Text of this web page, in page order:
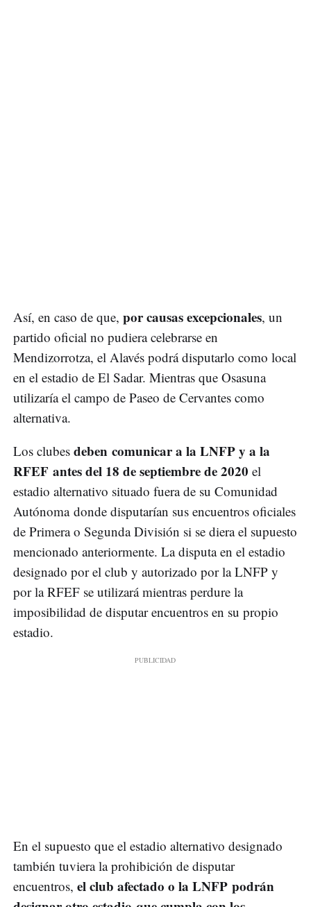
Así, en caso de que, por causas excepcionales, un
partido oficial no pudiera celebrarse en
Mendizorrotza, el Alavés podrá disputarlo como local
en el estadio de El Sadar. Mientras que Osasuna
utilizaría el campo de Paseo de Cervantes como
alternativa.
Los clubes deben comunicar a la LNFP y a la
RFEF antes del 18 de septiembre de 2020 el
estadio alternativo situado fuera de su Comunidad
Autónoma donde disputarían sus encuentros oficiales
de Primera o Segunda División si se diera el supuesto
mencionado anteriormente. La disputa en el estadio
designado por el club y autorizado por la LNFP y
por la RFEF se utilizará mientras perdure la
imposibilidad de disputar encuentros en su propio
estadio.
En el supuesto que el estadio alternativo designado
también tuviera la prohibición de disputar
encuentros, el club afectado o la LNFP podrán